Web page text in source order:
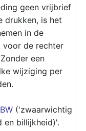
geen vrijbrief
drukken, is het
in de
voor de rechter
een
wijziging per
('zwaarwichtig
en billijkheid)'.